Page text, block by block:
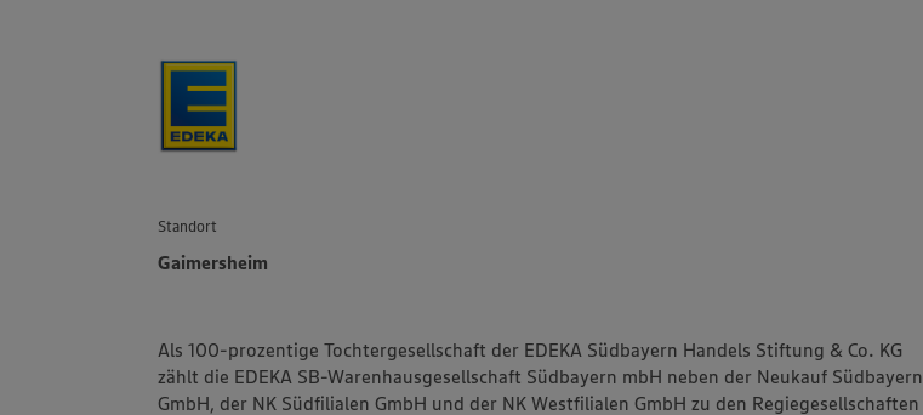
Standort
Gaimersheim
Als 100-prozentige Tochtergesellschaft der EDEKA Südbayern Handels Stiftung & Co. KG
zählt die EDEKA SB-Warenhausgesellschaft Südbayern mbH neben der Neukauf Südbayern
GmbH, der NK Südfilialen GmbH und der NK Westfilialen GmbH zu den Regiegesellschaften